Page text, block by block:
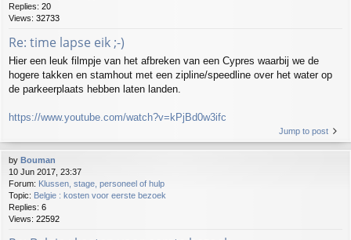
Replies: 20
Views: 32733
Re: time lapse eik ;-)
Hier een leuk filmpje van het afbreken van een Cypres waarbij we de
hogere takken en stamhout met een zipline/speedline over het water op
de parkeerplaats hebben laten landen.
https://www.youtube.com/watch?v=kPjBd0w3ifc
Jump to post
by Bouman
10 Jun 2017, 23:37
Forum: Klussen, stage, personeel of hulp
Topic: Belgie : kosten voor eerste bezoek
Replies: 6
Views: 22592